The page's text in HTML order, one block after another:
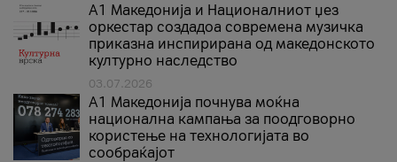
А1 Македонија и Националниот џез
оркестар создадоа современа музичка
приказна инспирирана од македонското
културно наследство
03.07.2026
A1 Македонија почнува моќна
национална кампања за поодговорно
користење на технологијата во
сообраќајот